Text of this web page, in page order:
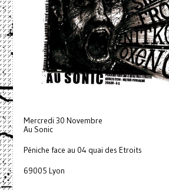
Mercredi 30 Novembre
Au Sonic
Péniche face au 04 quai des Etroits
69005 Lyon